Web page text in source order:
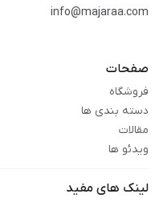
info@majaraa.com
صفحات
فروشگاه
دسته بندی ها
مقالات
ویدئو ها
لینک های مفید